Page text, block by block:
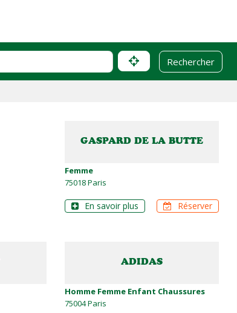
GASPARD DE LA BUTTE
Femme
75018 Paris
En savoir plus Réserver
ADIDAS
Homme Femme Enfant Chaussures
75004 Paris